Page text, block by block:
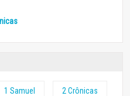
1 Samuel 2 Crônicas